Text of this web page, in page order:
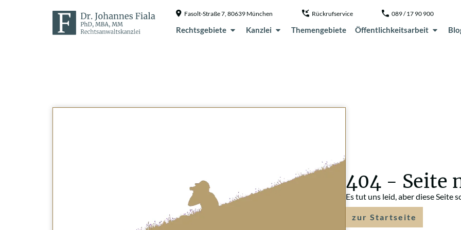
Fasolt-Straße 7, 80639 München Rückrufservice 089 / 17 90 900
Rechtsgebiete Kanzlei Themengebiete Öffentlichkeitsarbeit
404 - Seite
Es tut uns leid, aber diese Seite
zur Startseite